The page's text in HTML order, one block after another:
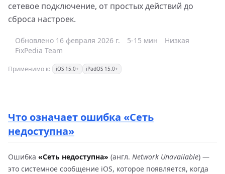
сетевое подключение, от простых действий до
сброса настроек.
Обновлено 16 февраля 2026 г. 5-15 мин
Низкая
FixPedia Team
Применимо к: iOS 15.0+ iPadOS 15.0+
Что означает ошибка «Сеть
недоступна»
Ошибка «Сеть недоступна» (англ. Network Unavailable) —
это системное сообщение iOS, которое появляется, когда